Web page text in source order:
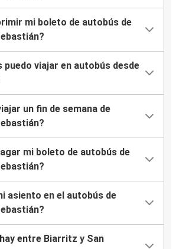
mi boleto de autobús de
puedo viajar en autobús desde
un fin de semana de
mi boleto de autobús de
asiento en el autobús de
entre Biarritz y San